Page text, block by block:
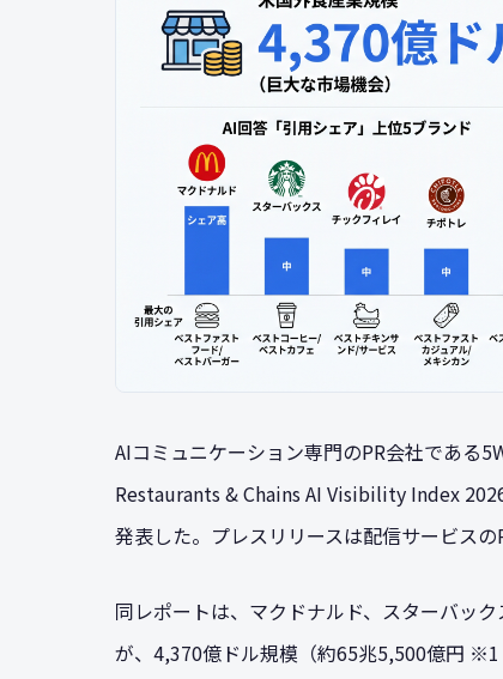
AIコミュニケーション専門のPR会社である
Restaurants & Chains AI Visibility Index
発表した。プレスリリースは配信サービス
同レポートは、マクドナルド、スターバッ
が、4,370億ドル規模（約65兆5,500億円